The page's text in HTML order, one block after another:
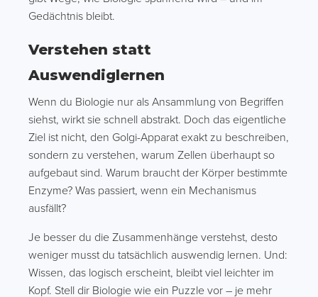
Gedächtnis bleibt.
Verstehen statt
Auswendiglernen
Wenn du Biologie nur als Ansammlung von Begriffen
siehst, wirkt sie schnell abstrakt. Doch das eigentliche
Ziel ist nicht, den Golgi-Apparat exakt zu beschreiben,
sondern zu verstehen, warum Zellen überhaupt so
aufgebaut sind. Warum braucht der Körper bestimmte
Enzyme? Was passiert, wenn ein Mechanismus
ausfällt?
Je besser du die Zusammenhänge verstehst, desto
weniger musst du tatsächlich auswendig lernen. Und:
Wissen, das logisch erscheint, bleibt viel leichter im
Kopf. Stell dir Biologie wie ein Puzzle vor – je mehr